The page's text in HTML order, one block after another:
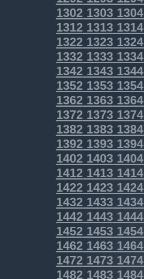
130213031304
131213131314
132213231324
133213331334
134213431344
135213531354
136213631364
137213731374
138213831384
139213931394
140214031404
141214131414
142214231424
143214331434
144214431444
145214531454
146214631464
147214731474
148214831484